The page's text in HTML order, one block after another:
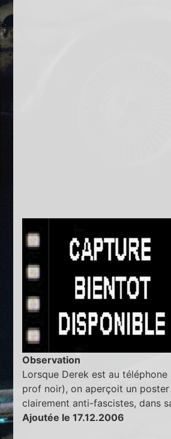
Observation
Lorsque Derek est au
prof noir), on aperçoit un poster
clairement anti-fascistes, dans
Ajoutée le 17.12.2006